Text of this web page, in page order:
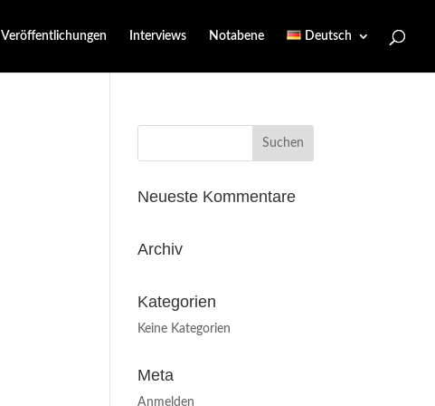
Veröffentlichungen Interviews Notabene Deutsch
Suchen
Neueste Kommentare
Archiv
Kategorien
Keine Kategorien
Meta
Anmelden